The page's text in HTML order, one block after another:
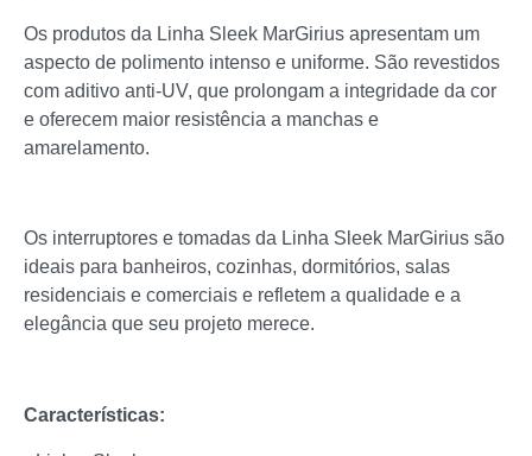
Os produtos da Linha Sleek MarGirius apresentam um
aspecto de polimento intenso e uniforme. São revestidos
com aditivo anti-UV, que prolongam a integridade da cor
e oferecem maior resistência a manchas e
amarelamento.
Os interruptores e tomadas da Linha Sleek MarGirius são
ideais para banheiros, cozinhas, dormitórios, salas
residenciais e comerciais e refletem a qualidade e a
elegância que seu projeto merece.
Características: